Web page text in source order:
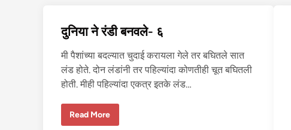
र
मि
ळा
ना
प
र
…
२
दुनिया ने रंडी बनवले- ६
मी पैशांच्या बदल्यात चुदाई करायला गेले तर बघितले सात
लंड होते. दोन लंडांनी तर पहिल्यांदा कोणतीही चूत बघितली
होती. मीही पहिल्यांदा एकत्र इतके लंड…
दु
Read More